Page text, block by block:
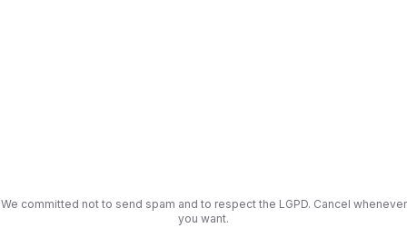
We committed not to send spam and to respect the LGPD. Cancel whenever
you want.